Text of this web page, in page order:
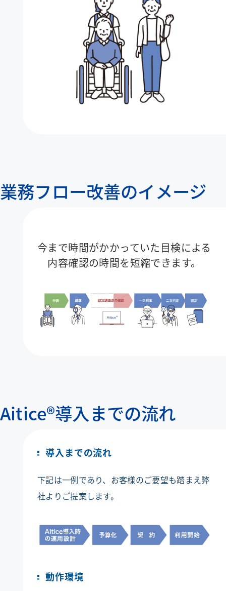
業務フロー改善のイメージ
今まで時間がかかっていた目検による
内容確認の時間を短縮できます。
Aitice®導入までの流れ
導入までの流れ
下記は一例であり、お客様のご要望も踏まえ弊
社よりご提案します。
動作環境